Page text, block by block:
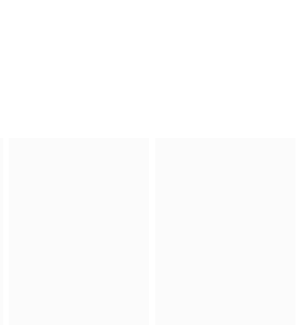
联手查出诈骗团伙头目阎礼的
的“无用之人”；共享同一具躯体的人格“刮刮
们在复杂局势中坚守初心、勇敢面对困难